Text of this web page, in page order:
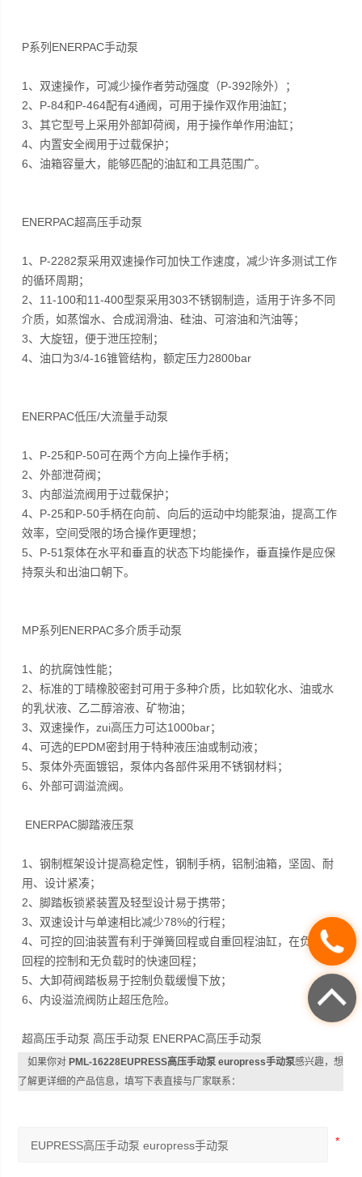
P系列ENERPAC手动泵
1、双速操作，可减少操作者劳动强度（P-392除外）；
2、P-84和P-464配有4通阀，可用于操作双作用油缸；
3、其它型号上采用外部卸荷阀，用于操作单作用油缸；
4、内置安全阀用于过载保护；
6、油箱容量大，能够匹配的油缸和工具范围广。
ENERPAC超高压手动泵
1、P-2282泵采用双速操作可加快工作速度，减少许多测试工作
的循环周期；
2、11-100和11-400型泵采用303不锈钢制造，适用于许多不同
介质，如蒸馏水、合成润滑油、硅油、可溶油和汽油等；
3、大旋钮，便于泄压控制；
4、油口为3/4-16锥管结构，额定压力2800bar
ENERPAC低压/大流量手动泵
1、P-25和P-50可在两个方向上操作手柄；
2、外部泄荷阀；
3、内部溢流阀用于过载保护；
4、P-25和P-50手柄在向前、向后的运动中均能泵油，提高工作
效率，空间受限的场合操作更理想；
5、P-51泵体在水平和垂直的状态下均能操作，垂直操作是应保
持泵头和出油口朝下。
MP系列ENERPAC多介质手动泵
1、的抗腐蚀性能；
2、标准的丁晴橡胶密封可用于多种介质，比如软化水、油或水
的乳状液、乙二醇溶液、矿物油；
3、双速操作，zui高压力可达1000bar；
4、可选的EPDM密封用于特种液压油或制动液；
5、泵体外壳面镀铝，泵体内各部件采用不锈钢材料；
6、外部可调溢流阀。
ENERPAC脚踏液压泵
1、钢制框架设计提高稳定性，钢制手柄，铝制油箱，坚固、耐
用、设计紧凑；
2、脚踏板锁紧装置及轻型设计易于携带；
3、双速设计与单速相比减少78%的行程；
4、可控的回油装置有利于弹簧回程或自重回程油缸，在负重时
回程的控制和无负载时的快速回程；
5、大卸荷阀踏板易于控制负载缓慢下放；
6、内设溢流阀防止超压危险。
超高压手动泵 高压手动泵 ENERPAC高压手动泵
如果你对PML-16228EUPRESS高压手动泵 europress手动泵感兴趣，想
了解更详细的产品信息，填写下表直接与厂家联系：